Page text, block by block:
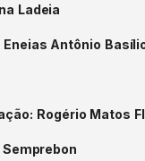
Ladeia
Eneias Antônio
Rogério Matos
Semprebon